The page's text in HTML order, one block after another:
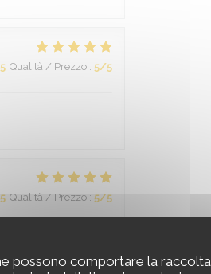
possono comportare la raccolta
Qualità / Prezzo: 5/5
Qualità / Prezzo: 5/5
sont
unique!